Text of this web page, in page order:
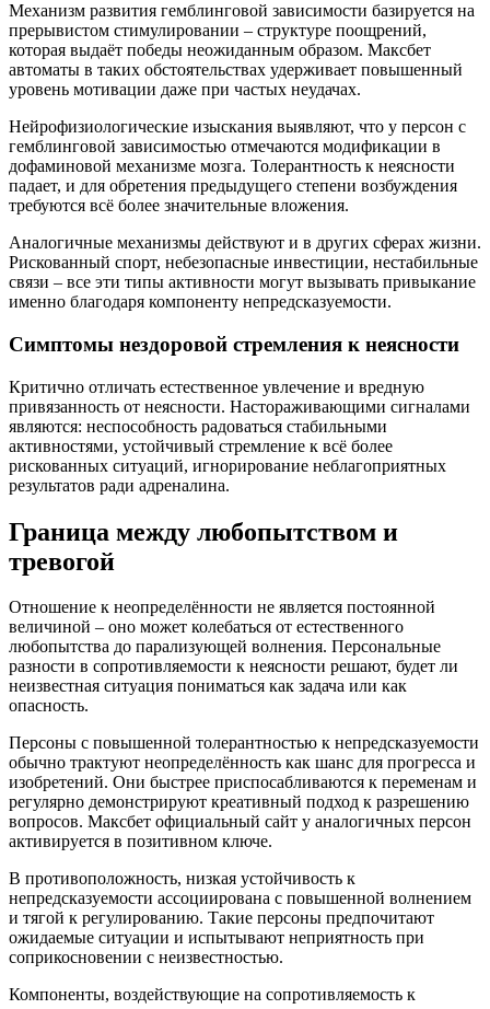
Механизм развития гемблинговой зависимости базируется на
прерывистом стимулировании – структуре поощрений,
которая выдаёт победы неожиданным образом. Максбет
автоматы в таких обстоятельствах удерживает повышенный
уровень мотивации даже при частых неудачах.
Нейрофизиологические изыскания выявляют, что у персон с
гемблинговой зависимостью отмечаются модификации в
дофаминовой механизме мозга. Толерантность к неясности
падает, и для обретения предыдущего степени возбуждения
требуются всё более значительные вложения.
Аналогичные механизмы действуют и в других сферах жизни.
Рискованный спорт, небезопасные инвестиции, нестабильные
связи – все эти типы активности могут вызывать привыкание
именно благодаря компоненту непредсказуемости.
Симптомы нездоровой стремления к неясности
Критично отличать естественное увлечение и вредную
привязанность от неясности. Настораживающими сигналами
являются: неспособность радоваться стабильными
активностями, устойчивый стремление к всё более
рискованных ситуаций, игнорирование неблагоприятных
результатов ради адреналина.
Граница между любопытством и
тревогой
Отношение к неопределённости не является постоянной
величиной – оно может колебаться от естественного
любопытства до парализующей волнения. Персональные
разности в сопротивляемости к неясности решают, будет ли
неизвестная ситуация пониматься как задача или как
опасность.
Персоны с повышенной толерантностью к непредсказуемости
обычно трактуют неопределённость как шанс для прогресса и
изобретений. Они быстрее приспосабливаются к переменам и
регулярно демонстрируют креативный подход к разрешению
вопросов. Максбет официальный сайт у аналогичных персон
активируется в позитивном ключе.
В противоположность, низкая устойчивость к
непредсказуемости ассоциирована с повышенной волнением
и тягой к регулированию. Такие персоны предпочитают
ожидаемые ситуации и испытывают неприятность при
соприкосновении с неизвестностью.
Компоненты, воздействующие на сопротивляемость к